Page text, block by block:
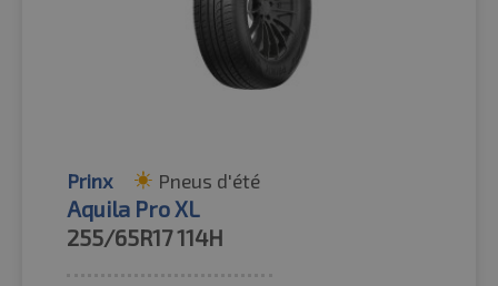
Prinx Pneus d'été
Aquila Pro XL
255/65R17114H